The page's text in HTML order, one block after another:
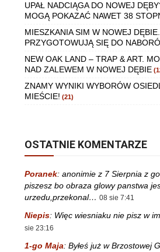
UPAŁ NADCIĄGA DO NOWEJ
MOGĄ POKAZAĆ NAWET 38
MIESZKANIA SIM W NOWEJ
PRZYGOTOWUJĄ SIĘ DO
NEW OAK LAND – TRAP & ART.
NAD ZALEWEM W NOWEJ DĘBIE
ZNAMY WYNIKI WYBORÓW
MIEŚCIE! (21)
OSTATNIE KOMENTARZE
Poranek: anonimie z 7 Sierpnia z
piszesz bo obraza glowy panstwa
urzedu,przekonal… 08 sie 7:41
Niepis: Więc wiesniaku nie pisz w
sie 23:16
1-go Maja: Byłeś już w Brzostowej